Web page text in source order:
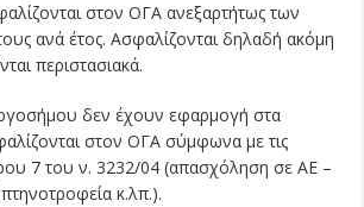
στον ΟΓΑ ανεξαρτήτως των
ανά έτος. Ασφαλίζονται δηλαδή ακόμη
περιστασιακά.
δεν έχουν εφαρμογή στα
στον ΟΓΑ σύμφωνα με τις
7 του ν. 3232/04 (απασχόληση σε ΑΕ –
κ.λπ.).